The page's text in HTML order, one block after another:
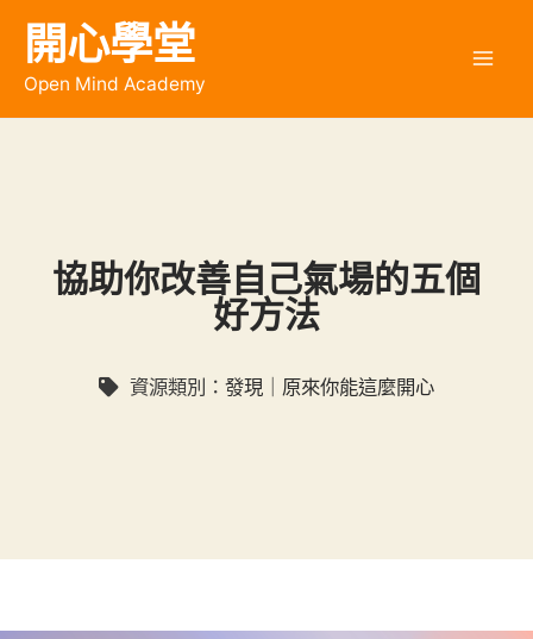
開心學堂
Open Mind Academy
協助你改善自己氣場的五個
好方法
資源類別： 發現｜原來你能這麼開心